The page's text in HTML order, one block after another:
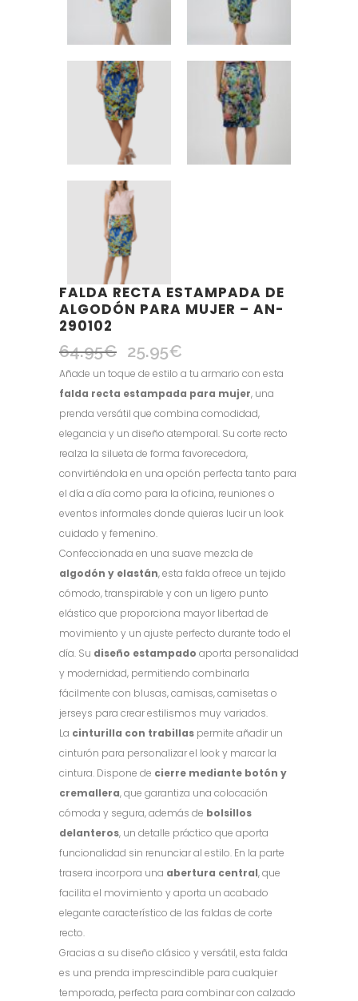
FALDA RECTA ESTAMPADA DE
ALGODÓN PARA MUJER – AN-
290102
64.95€
El
precio
original
era:
64.95€.
25.95€
precio
actual
es:
25.95€.
Añade un toque de estilo a tu armario con esta
falda recta estampada para mujer, una
prenda versátil que combina comodidad,
elegancia y un diseño atemporal. Su corte recto
realza la silueta de forma favorecedora,
convirtiéndola en una opción perfecta tanto para
el día a día como para la oficina, reuniones o
eventos informales donde quieras lucir un look
cuidado y femenino.
Confeccionada en una suave mezcla de
algodón y elastán, esta falda ofrece un tejido
cómodo, transpirable y con un ligero punto
elástico que proporciona mayor libertad de
movimiento y un ajuste perfecto durante todo el
día. Su diseño estampado aporta personalidad
y modernidad, permitiendo combinarla
fácilmente con blusas, camisas, camisetas o
jerseys para crear estilismos muy variados.
La cinturilla con trabillas permite añadir un
cinturón para personalizar el look y marcar la
cintura. Dispone de cierre mediante botón y
cremallera, que garantiza una colocación
cómoda y segura, además de bolsillos
delanteros, un detalle práctico que aporta
funcionalidad sin renunciar al estilo. En la parte
trasera incorpora una abertura central, que
facilita el movimiento y aporta un acabado
elegante característico de las faldas de corte
recto.
Gracias a su diseño clásico y versátil, esta falda
es una prenda imprescindible para cualquier
temporada, perfecta para combinar con calzado